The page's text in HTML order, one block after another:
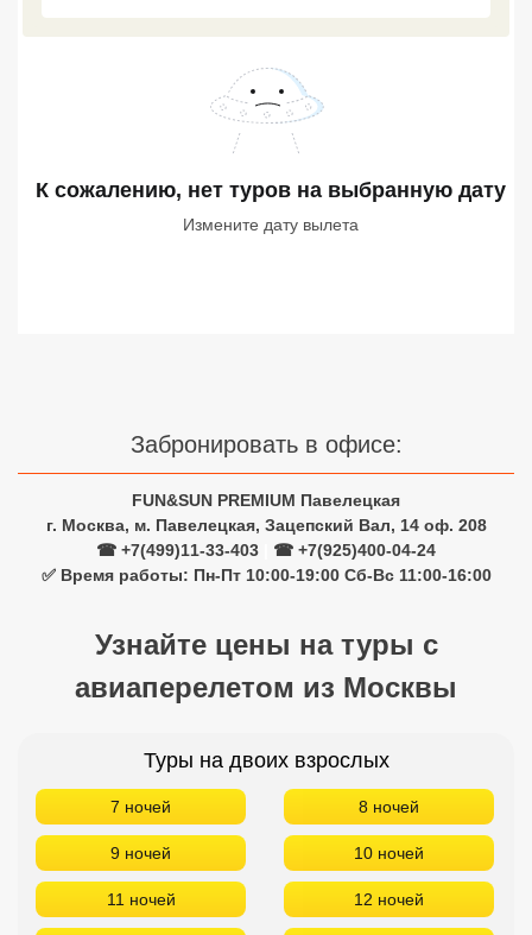
К сожалению, нет туров на выбранную дату
Измените дату вылета
Забронировать в офисе:
FUN&SUN PREMIUM Павелецкая
г. Москва, м. Павелецкая, Зацепский Вал, 14 оф. 208
☎ +7(499)11-33-403
☎ +7(925)400-04-24
✅ Время работы: Пн-Пт 10:00-19:00 Сб-Вс 11:00-16:00
Узнайте цены на туры с
авиаперелетом из Москвы
Туры на двоих взрослых
7 ночей 8 ночей
9 ночей 10 ночей
11 ночей 12 ночей
Лучшие отели 3* звезды
Сетевые отели Турции
Сетевые отели Шри Ланки
Сетевые отели Вьетнама
Сетевые отели Мальдив
Сетевые отели Бали